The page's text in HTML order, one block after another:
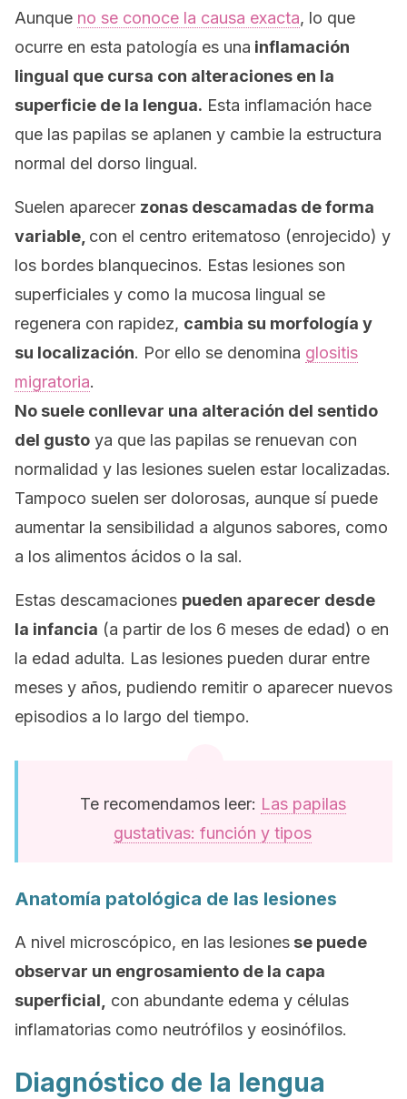
Aunque no se conoce la causa exacta, lo que
ocurre en esta patología es una inflamación
lingual que cursa con alteraciones en la
superficie de la lengua. Esta inflamación hace
que las papilas se aplanen y cambie la estructura
normal del dorso lingual.
Suelen aparecer zonas descamadas de forma
variable, con el centro eritematoso (enrojecido) y
los bordes blanquecinos. Estas lesiones son
superficiales y como la mucosa lingual se
regenera con rapidez, cambia su morfología y
su localización. Por ello se denomina glositis
migratoria.
No suele conllevar una alteración del sentido
del gusto ya que las papilas se renuevan con
normalidad y las lesiones suelen estar localizadas.
Tampoco suelen ser dolorosas, aunque sí puede
aumentar la sensibilidad a algunos sabores, como
a los alimentos ácidos o la sal.
Estas descamaciones pueden aparecer desde
la infancia (a partir de los 6 meses de edad) o en
la edad adulta. Las lesiones pueden durar entre
meses y años, pudiendo remitir o aparecer nuevos
episodios a lo largo del tiempo.
Te recomendamos leer: Las papilas
gustativas: función y tipos
Anatomía patológica de las lesiones
A nivel microscópico, en las lesiones se puede
observar un engrosamiento de la capa
superficial,
con abundante edema y células
inflamatorias como neutrófilos y eosinófilos.
Diagnóstico de la lengua